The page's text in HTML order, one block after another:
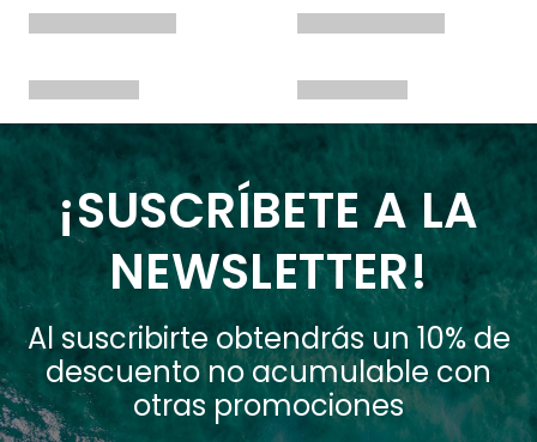
¡SUSCRÍBETE A LA
NEWSLETTER!
Al suscribirte obtendrás un 10% de
descuento no acumulable con
otras promociones